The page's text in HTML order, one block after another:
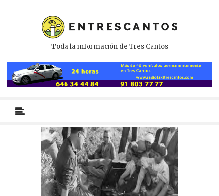
Toda la información de Tres Cantos
primario